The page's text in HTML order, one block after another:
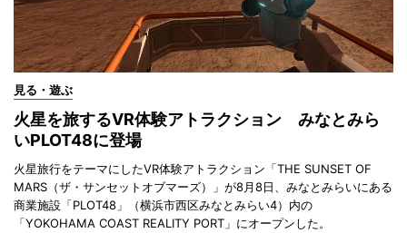
見る・遊ぶ
火星を旅するVR体験アトラクション みなとみら
いPLOT48に登場
火星旅行をテーマにしたVR体験アトラクション「THE SUNSET OF
MARS（ザ・サンセットオブマーズ）」が8月8日、みなとみらいにある
商業施設「PLOT48」（横浜市西区みなとみらい4）内の
「YOKOHAMA COAST REALITY PORT」にオープンした。